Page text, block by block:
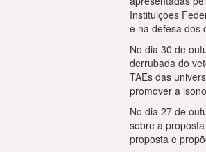
Instituições
e na defesa dos
No dia 30 de
derrubada do
TAEs das
promover a
No dia 27 de
sobre a
proposta e